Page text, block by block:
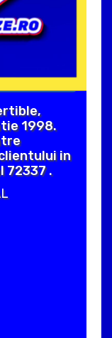
1998.
in
72337 .